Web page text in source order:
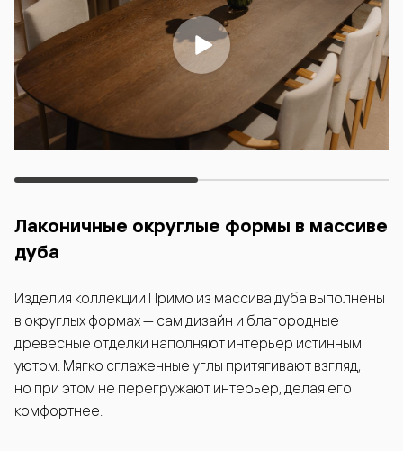
Лаконичные округлые формы в массиве
дуба
Изделия коллекции Примо из массива дуба выполнены
в округлых формах — сам дизайн и благородные
древесные отделки наполняют интерьер истинным
уютом. Мягко сглаженные углы притягивают взгляд,
но при этом не перегружают интерьер, делая его
комфортнее.